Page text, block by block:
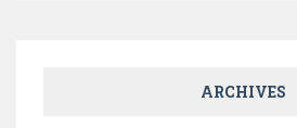
ARCHIVES